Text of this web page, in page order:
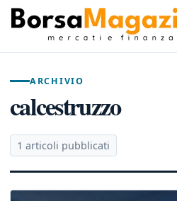
ARCHIVIO
calcestruzzo
1 articoli pubblicati